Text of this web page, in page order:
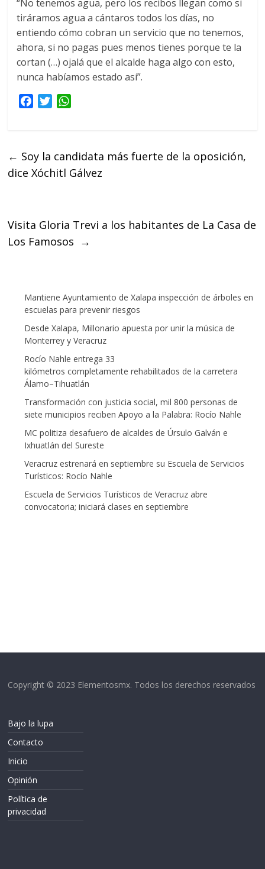
“No tenemos agua, pero los recibos llegan como si
tiráramos agua a cántaros todos los días, no
entiendo cómo cobran un servicio que no tenemos,
ahora, si no pagas pues menos tienes porque te la
cortan (…) ojalá que el alcalde haga algo con esto,
nunca habíamos estado así”.
b
o
T
t
e
s
A
← Soy la candidata más fuerte de la oposición,
dice Xóchitl Gálvez
Visita Gloria Trevi a los habitantes de La Casa de
Los Famosos →
Mantiene Ayuntamiento de Xalapa inspección de árboles en
escuelas para prevenir riesgos
Desde Xalapa, Millonario apuesta por unir la música de
Monterrey y Veracruz
Rocío Nahle entrega 33
kilómetros completamente rehabilitados de la carretera
Álamo–Tihuatlán
Transformación con justicia social, mil 800 personas de
siete municipios reciben Apoyo a la Palabra: Rocío Nahle
MC politiza desafuero de alcaldes de Úrsulo Galván e
Ixhuatlán del Sureste
Veracruz estrenará en septiembre su Escuela de Servicios
Turísticos: Rocío Nahle
Escuela de Servicios Turísticos de Veracruz abre
convocatoria; iniciará clases en septiembre
Copyright © 2023 Elementosmx. Todos los derechos reservados
Bajo la lupa
Contacto
Inicio
Opinión
Política de
privacidad